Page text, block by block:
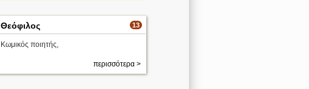
13
Θεόφιλος
Κωμικός ποιητής,
περισσότερα >